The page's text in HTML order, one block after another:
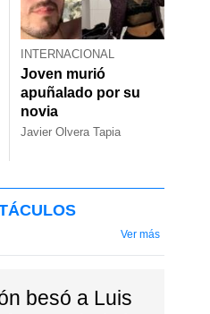
INTERNACIONAL
Joven murió
apuñalado por su
novia
Javier Olvera Tapia
Ver más
besó a Luis